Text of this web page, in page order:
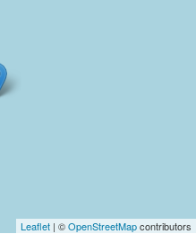
Leaflet | ©OpenStreetMapcontributors